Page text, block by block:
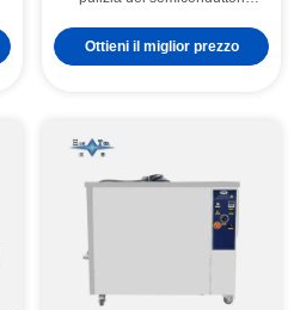
wafer di silicio 40KHZ
Ottieni il miglior prezzo